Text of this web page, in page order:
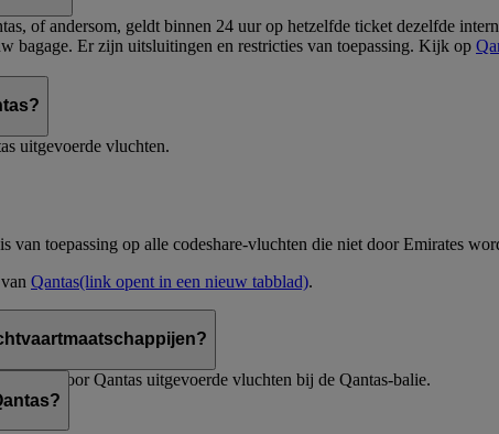
of andersom, geldt binnen 24 uur op hetzelfde ticket dezelfde
bagage. Er zijn uitsluitingen en restricties van toepassing. Kijk op
uitgevoerde vluchten.
toepassing op alle codeshare-vluchten die niet door Emirates
Qantas(link opent in een nieuw tabblad).
voor door Qantas uitgevoerde vluchten bij de Qantas-balie.